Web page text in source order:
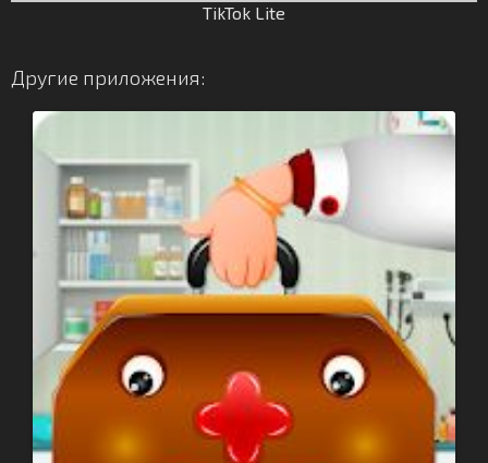
TikTok Lite
Другие приложения: